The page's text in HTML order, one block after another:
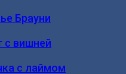
Брауни
с вишней
с лаймом